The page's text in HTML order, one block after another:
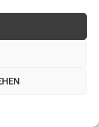
und einen
die Sicherheit
in der